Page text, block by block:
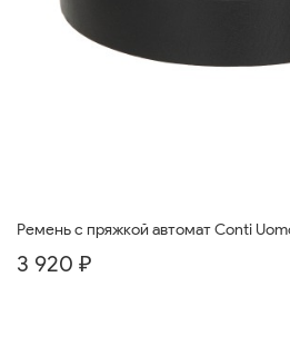
Ремень с пряжкой автомат Conti
3 920 ₽